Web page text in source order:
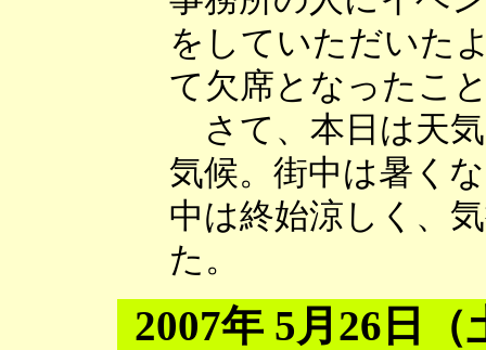
をしていただいた
て欠席となったこ
さて、本日は天
気候。街中は暑く
中は終始涼しく、
た。
2007年 5月26日（